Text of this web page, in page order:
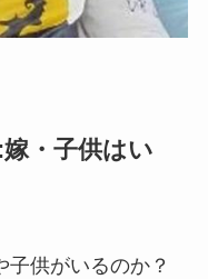
・子供はい
供がいるのか？